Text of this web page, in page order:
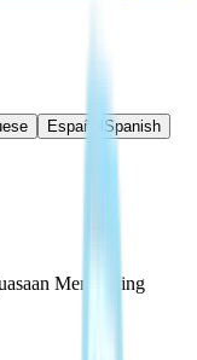
Español Spanish
Memancing